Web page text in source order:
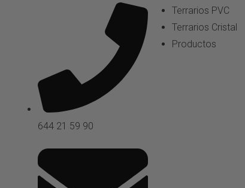
644 21 59 90
Terrarios PVC
Terrarios Cristal
Productos